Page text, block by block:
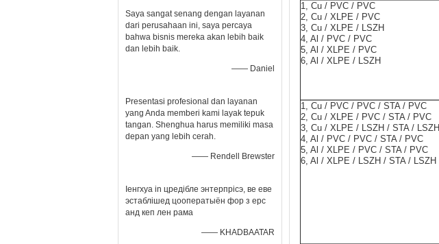
Saya sangat senang dengan layanan
dari perusahaan ini, saya percaya
bahwa bisnis mereka akan lebih baik
dan lebih baik.
—— Daniel
Presentasi profesional dan layanan
yang Anda memberi kami layak tepuk
tangan. Shenghua harus memiliki masa
depan yang lebih cerah.
—— Rendell Brewster
Іенгхуа in цредібле энтерпрісэ, ве еве
эстаблішед цооператыён фор з ерс
анд кеп лен рама
—— KHADBAATAR
1, Cu / PVC / PVC
2, Cu / XLPE / PVC
3, Cu / XLPE / LSZH
4, Al / PVC / PVC
5, Al / XLPE / PVC
6, Al / XLPE / LSZH
1, Cu / PVC / PVC / STA / PVC
2, Cu / XLPE / PVC / STA / PVC
3, Cu / XLPE / LSZH / STA / LSZH
4, Al / PVC / PVC / STA / PVC
5, Al / XLPE / PVC / STA / PVC
6, Al / XLPE / LSZH / STA / LSZH